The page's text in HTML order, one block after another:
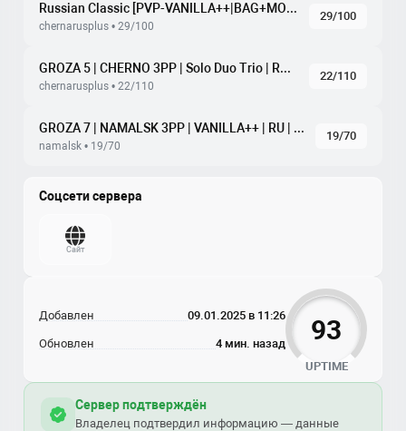
Russian Classic [PVP-VANILLA++|BAG+MORE-LOOT] [Dr. MAX]
chernarusplus • 29/100
29/100
GROZA 5 | CHERNO 3PP | Solo Duo Trio | RU | PVP
chernarusplus • 22/110
22/110
GROZA 7 | NAMALSK 3PP | VANILLA++ | RU | PVP
namalsk • 19/70
19/70
Соцсети сервера
Сайт
Добавлен 09.01.2025 в 11:26
Обновлен 4 мин. назад 93
UPTIME
Сервер подтверждён
Владелец подтвердил информацию — данные